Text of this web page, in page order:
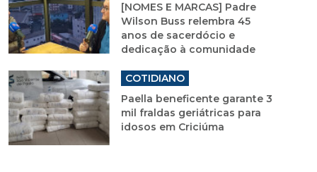
[NOMES E MARCAS] Padre
Wilson Buss relembra 45
anos de sacerdócio e
dedicação à comunidade
COTIDIANO
Paella beneficente garante 3
mil fraldas geriátricas para
idosos em Criciúma